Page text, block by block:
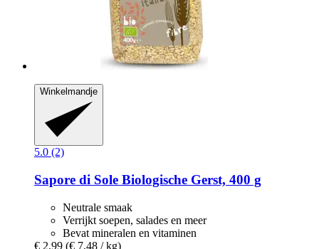
Winkelmandje
5.0 (2)
Sapore di Sole Biologische Gerst, 400 g
Neutrale smaak
Verrijkt soepen, salades en meer
Bevat mineralen en vitaminen
€ 2,99 (€ 7,48 / kg)